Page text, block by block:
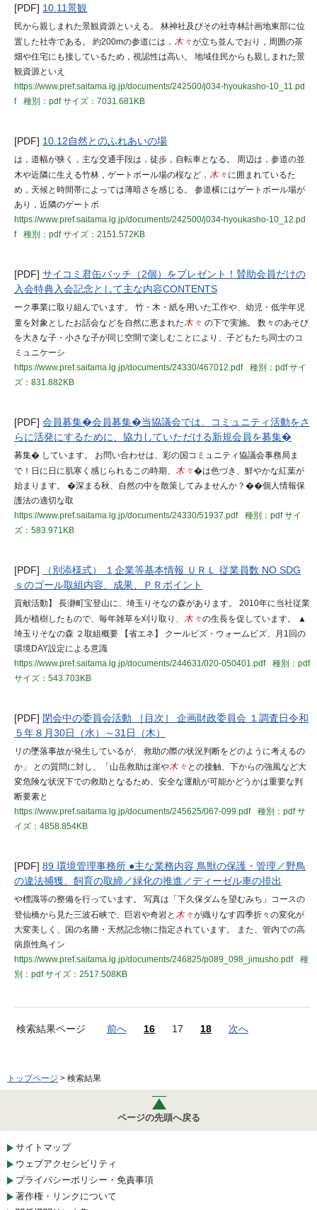
[PDF] 10.11景観
民から親しまれた景観資源といえる。 林神社及びその社寺林計画地東部に位
置した社寺である。 約200mの参道には， 木々が立ち並んでおり，周囲の茶
畑や住宅にも接しているため，視認性は高い。 地域住民からも親しまれた景
観資源といえ
https://www.pref.saitama.lg.jp/documents/242500/j034-hyoukasho-10_11.pd
f
種別：pdfサイズ：7031.681KB
[PDF] 10.12自然とのふれあいの場
は，道幅が狭く，主な交通手段は，徒歩，自転車となる。 周辺は，参道の並
木や近隣に生える竹林，ゲートボール場の桜など， 木々 に囲まれているた
め，天候と時間帯によっては薄暗さを感じる。 参道横にはゲートボール場が
あり，近隣のゲートボ
https://www.pref.saitama.lg.jp/documents/242500/j034-hyoukasho-10_12.pd
f
種別：pdfサイズ：2151.572KB
[PDF] サイコミ君缶バッチ（2個）をプレゼント！賛助会員だけの
入会特典入会記念として主な内容CONTENTS
ーク事業に取り組んでいます。 竹・木・紙を用いた工作や、幼児・低学年児
童を対象としたお話会などを自然に恵まれた木々 の下で実施。 数々のあそび
を大きな子・小さな子が同じ空間で楽しむことにより、子どもたち同士のコ
ミュニケーシ
https://www.pref.saitama.lg.jp/documents/24330/467012.pdf
種別：pdfサイ
ズ：831.882KB
[PDF] 会員募集�会員募集�当協議会では、コミュニティ活動をさ
らに活発にするために、協力していただける新規会員を募集�
募集� しています。 お問い合わせは、彩の国コミュニティ協議会事務局ま
で！日に日に肌寒く感じられるこの時期、 木々�は色づき、鮮やかな紅葉が
始まります。 �深まる秋、自然の中を散策してみませんか？��個人情報保
護法の適切な取
https://www.pref.saitama.lg.jp/documents/24330/51937.pdf
種別：pdfサイ
ズ：583.971KB
[PDF]
（別添様式） １企業等基本情報 ＵＲＬ 従業員数 NO SDG
ｓのゴール取組内容、成果、ＰＲポイント
貢献活動】 長瀞町宝登山に、埼玉りそなの森があります。 2010年に当社従業
員が植樹したもので、毎年雑草を刈り取り、 木々の生長を促しています。 ▲
埼玉りそなの森 ２取組概要 【省エネ】 クールビズ・ウォームビズ、月1回の
環境DAY設定による意識
https://www.pref.saitama.lg.jp/documents/244631/020-050401.pdf
種別：pdf
サイズ：543.703KB
[PDF] 閉会中の委員会活動 ［目次］ 企画財政委員会 １調査日令和
５年８月30日（水）～31日（木）
リの墜落事故が発生しているが、 救助の際の状況判断をどのように考えるの
か」 との質問に対し、「山岳救助は崖や木々 との接触、下からの強風など大
変危険な状況下での救助となるため、安全な運航が可能かどうかは重要な判
断要素と
https://www.pref.saitama.lg.jp/documents/245625/067-099.pdf
種別：pdfサ
イズ：4858.854KB
[PDF] 89 環境管理事務所 ●主な業務内容 鳥獣の保護・管理／野鳥
の違法捕獲、飼育の取締／緑化の推進／ディーゼル車の排出
や標識等の整備を行っています。 写真は「下久保ダムを望むみち」コースの
登仙橋から見た三波石峡で、巨岩や奇岩と 木々が織りなす四季折々の変化が
大変美しく、国の名勝・天然記念物に指定されています。 また、管内での高
病原性鳥イン
https://www.pref.saitama.lg.jp/documents/246825/p089_098_jimusho.pdf
種
別：pdfサイズ：2517.508KB
検索結果ページ 前へ 16 17 18 次へ
トップページ > 検索結果
ページの先頭へ戻る
サイトマップ
ウェブアクセシビリティ
プライバシーポリシー・免責事項
著作権・リンクについて